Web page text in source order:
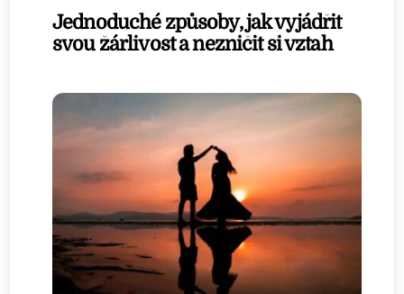
Jednoduché způsoby, jak vyjádřit
svou žárlivost a nezničit si vztah